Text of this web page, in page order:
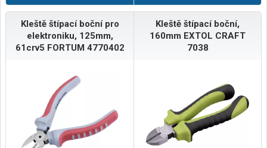
Kleště štípací boční pro
elektroniku, 125mm,
61crv5 FORTUM 4770402
Kleště štípací boční,
160mm EXTOL CRAFT
7038